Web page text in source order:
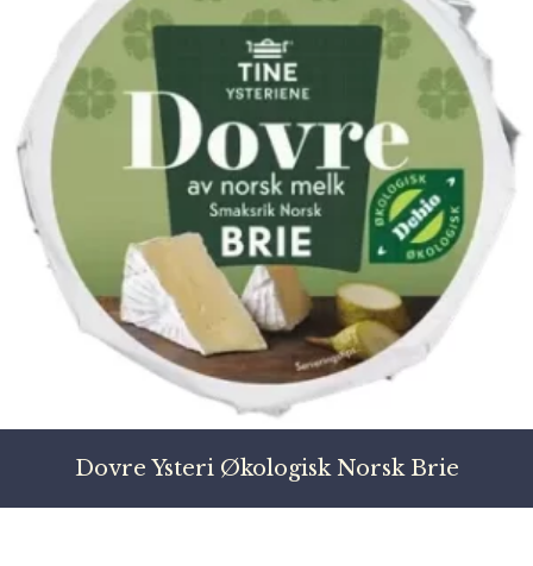
Dovre Ysteri Økologisk Norsk Brie